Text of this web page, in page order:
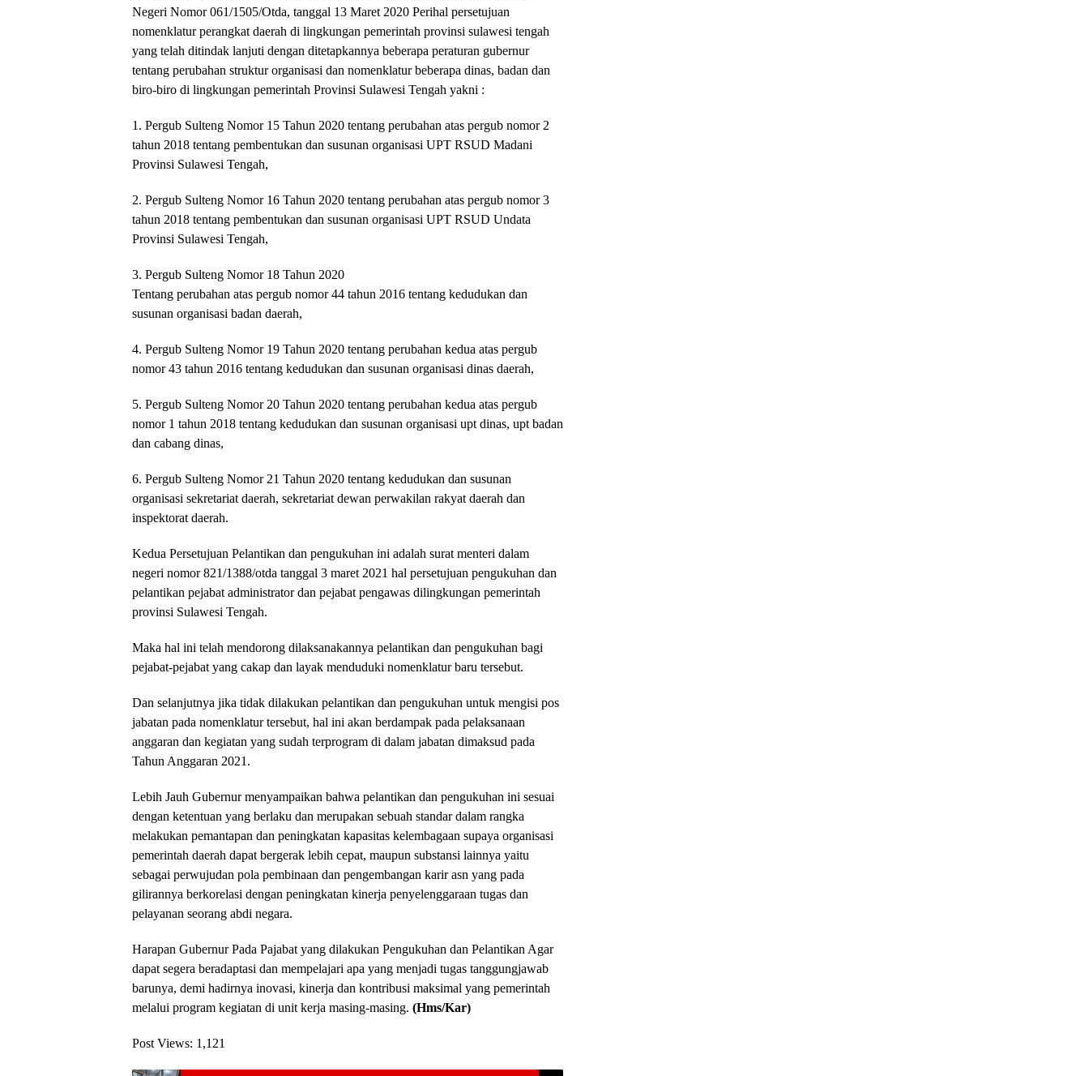
Negeri Nomor 061/1505/Otda, tanggal 13 Maret 2020 Perihal persetujuan
nomenklatur perangkat daerah di lingkungan pemerintah provinsi sulawesi tengah
yang telah ditindak lanjuti dengan ditetapkannya beberapa peraturan gubernur
tentang perubahan struktur organisasi dan nomenklatur beberapa dinas, badan dan
biro-biro di lingkungan pemerintah Provinsi Sulawesi Tengah yakni :
1. Pergub Sulteng Nomor 15 Tahun 2020 tentang perubahan atas pergub nomor 2
tahun 2018 tentang pembentukan dan susunan organisasi UPT RSUD Madani
Provinsi Sulawesi Tengah,
2. Pergub Sulteng Nomor 16 Tahun 2020 tentang perubahan atas pergub nomor 3
tahun 2018 tentang pembentukan dan susunan organisasi UPT RSUD Undata
Provinsi Sulawesi Tengah,
3. Pergub Sulteng Nomor 18 Tahun 2020
Tentang perubahan atas pergub nomor 44 tahun 2016 tentang kedudukan dan
susunan organisasi badan daerah,
4. Pergub Sulteng Nomor 19 Tahun 2020 tentang perubahan kedua atas pergub
nomor 43 tahun 2016 tentang kedudukan dan susunan organisasi dinas daerah,
5. Pergub Sulteng Nomor 20 Tahun 2020 tentang perubahan kedua atas pergub
nomor 1 tahun 2018 tentang kedudukan dan susunan organisasi upt dinas, upt badan
dan cabang dinas,
6. Pergub Sulteng Nomor 21 Tahun 2020 tentang kedudukan dan susunan
organisasi sekretariat daerah, sekretariat dewan perwakilan rakyat daerah dan
inspektorat daerah.
Kedua Persetujuan Pelantikan dan pengukuhan ini adalah surat menteri dalam
negeri nomor 821/1388/otda tanggal 3 maret 2021 hal persetujuan pengukuhan dan
pelantikan pejabat administrator dan pejabat pengawas dilingkungan pemerintah
provinsi Sulawesi Tengah.
Maka hal ini telah mendorong dilaksanakannya pelantikan dan pengukuhan bagi
pejabat-pejabat yang cakap dan layak menduduki nomenklatur baru tersebut.
Dan selanjutnya jika tidak dilakukan pelantikan dan pengukuhan untuk mengisi pos
jabatan pada nomenklatur tersebut, hal ini akan berdampak pada pelaksanaan
anggaran dan kegiatan yang sudah terprogram di dalam jabatan dimaksud pada
Tahun Anggaran 2021.
Lebih Jauh Gubernur menyampaikan bahwa pelantikan dan pengukuhan ini sesuai
dengan ketentuan yang berlaku dan merupakan sebuah standar dalam rangka
melakukan pemantapan dan peningkatan kapasitas kelembagaan supaya organisasi
pemerintah daerah dapat bergerak lebih cepat, maupun substansi lainnya yaitu
sebagai perwujudan pola pembinaan dan pengembangan karir asn yang pada
gilirannya berkorelasi dengan peningkatan kinerja penyelenggaraan tugas dan
pelayanan seorang abdi negara.
Harapan Gubernur Pada Pajabat yang dilakukan Pengukuhan dan Pelantikan Agar
dapat segera beradaptasi dan mempelajari apa yang menjadi tugas tanggungjawab
barunya, demi hadirnya inovasi, kinerja dan kontribusi maksimal yang pemerintah
melalui program kegiatan di unit kerja masing-masing. (Hms/Kar)
Post Views: 1,121